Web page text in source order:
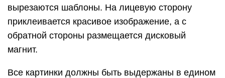
вырезаются шаблоны. На лицевую сторону
приклеивается красивое изображение, а с
обратной стороны размещается дисковый
магнит.
Все картинки должны быть выдержаны в едином